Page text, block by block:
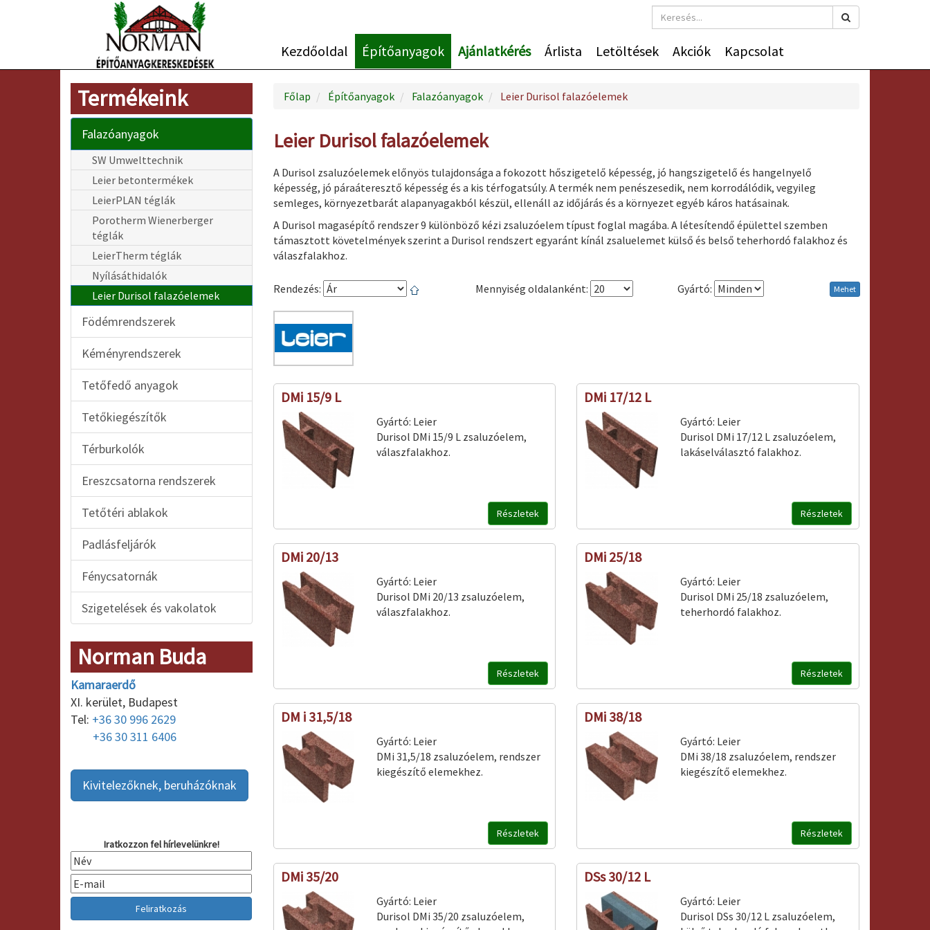
Kezdőoldal Építőanyagok Ajánlatkérés Árlista Letöltések Akciók Kapcsolat
Főlap Építőanyagok Falazóanyagok Leier Durisol falazóelemek
Leier Durisol falazóelemek
A Durisol zsaluzóelemek előnyös tulajdonsága a fokozott hőszigetelő képesség, jó hangszigetelő és hangelnyelő
képesség, jó páraáteresztő képesség és a kis térfogatsúly. A termék nem penészesedik, nem korrodálódik, vegyileg
semleges, környezetbarát alapanyagakból készül, ellenáll az időjárás és a környezet egyéb káros hatásainak.
A Durisol magasépítő rendszer 9 különböző kézi zsaluzóelem típust foglal magába. A létesítendő épülettel szemben
támasztott követelmények szerint a Durisol rendszert egyaránt kínál zsaluelemet külső és belső teherhordó falakhoz és
válaszfalakhoz.
Rendezés: Mennyiség oldalanként: Gyártó: Mehet
DMi 15/9 L
Gyártó: Leier
Durisol DMi 15/9 L zsaluzóelem,
válaszfalakhoz.
Részletek
DMi 17/12 L
Gyártó: Leier
Durisol DMi 17/12 L zsaluzóelem,
lakáselválasztó falakhoz.
Részletek
DMi 20/13
Gyártó: Leier
Durisol DMi 20/13 zsaluzóelem,
válaszfalakhoz.
Részletek
DMi 25/18
Gyártó: Leier
Durisol DMi 25/18 zsaluzóelem,
teherhordó falakhoz.
Részletek
DM i 31,5/18
Gyártó: Leier
DMi 31,5/18 zsaluzóelem, rendszer
kiegészítő elemekhez.
Részletek
DMi 38/18
Gyártó: Leier
DMi 38/18 zsaluzóelem, rendszer
kiegészítő elemekhez.
Részletek
DMi 35/20
Gyártó: Leier
Durisol DMi 35/20 zsaluzóelem,
DSs 30/12 L
Gyártó: Leier
Durisol DSs 30/12 L zsaluzóelem,
Termékeink
Falazóanyagok
SW Umwelttechnik
Leier betontermékek
LeierPLAN téglák
Porotherm Wienerberger
téglák
LeierTherm téglák
Nyílásáthidalók
Leier Durisol falazóelemek
Födémrendszerek
Kéményrendszerek
Tetőfedő anyagok
Tetőkiegészítők
Térburkolók
Ereszcsatorna rendszerek
Tetőtéri ablakok
Padlásfeljárók
Fénycsatornák
Szigetelések és vakolatok
Norman Buda
Kamaraerdő
XI. kerület, Budapest
Tel: +36 30 996 2629
+36 30 311 6406
Kivitelezőknek, beruházóknak
Iratkozzon fel hírlevelünkre!